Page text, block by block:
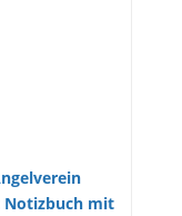
Notizbuch mit